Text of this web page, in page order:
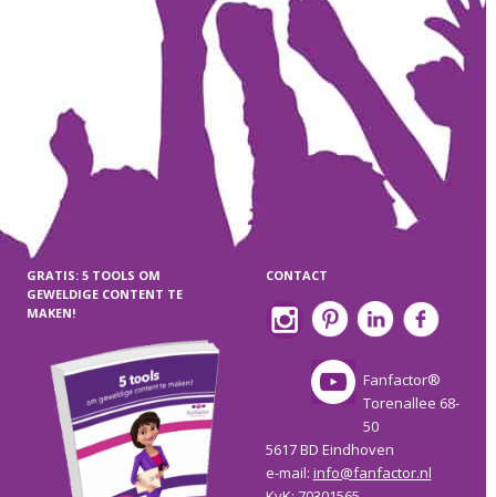
GRATIS: 5 TOOLS OM
GEWELDIGE CONTENT TE
MAKEN!
CONTACT
Fanfactor®
Torenallee 68-
50
5617 BD Eindhoven
e-mail: info@fanfactor.nl